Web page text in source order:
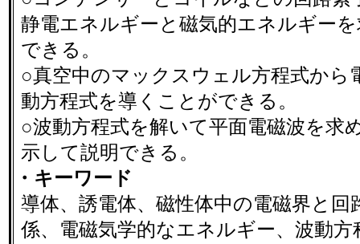
静電エネルギーと磁気的エネルギー
できる。
○真空中のマックスウェル方程式から
動方程式を導くことができる。
○波動方程式を解いて平面電磁波を求
示して説明できる。
・キーワード
導体、誘電体、磁性体中の電磁界と回
係、電磁気学的なエネルギー、波動方